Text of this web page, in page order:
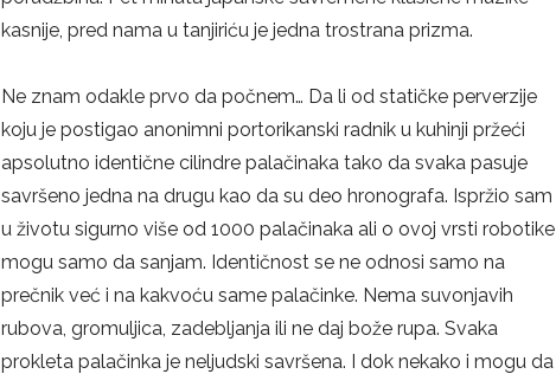
kasnije, pred nama u tanjiriću je jedna trostrana prizma.
Ne znam odakle prvo da počnem… Da li od statičke perverzije
koju je postigao anonimni portorikanski radnik u kuhinji pržeći
apsolutno identične cilindre palačinaka tako da svaka pasuje
savršeno jedna na drugu kao da su deo hronografa. Ispržio sam
u životu sigurno više od 1000 palačinaka ali o ovoj vrsti robotike
mogu samo da sanjam. Identičnost se ne odnosi samo na
prečnik već i na kakvoću same palačinke. Nema suvonjavih
rubova, gromuljica, zadebljanja ili ne daj bože rupa. Svaka
prokleta palačinka je neljudski savršena. I dok nekako i mogu da